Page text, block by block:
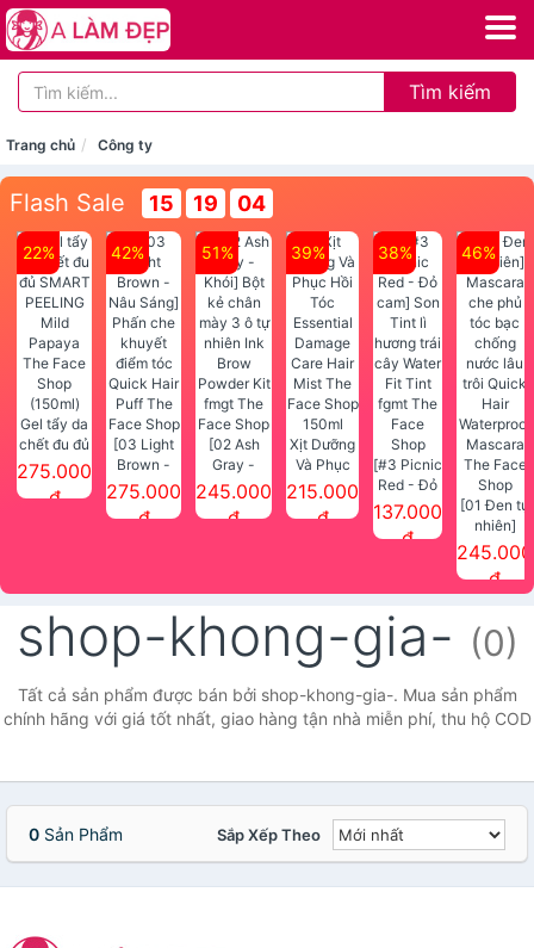
Tìm kiếm
Trang chủ Công ty
Flash Sale 15 19 03
22%
Gel tẩy da
chết đu đủ
SMART
PEELING
275.000
đ
42%
[03 Light
Brown -
Nâu Sáng]
Phấn che
275.000
đ
51%
[02 Ash
Gray -
Khói] Bột
kẻ chân
Face Shop
245.000
đ
39%
Xịt Dưỡng
Và Phục
Hồi Tóc
Essential
215.000
đ
38%
[#3 Picnic
Red - Đỏ
cam] Son
Face
Shop
137.000
đ
46%
[01 Đen tự
nhiên]
Mascara
che phủ
nước lâu
trôi Quick
Waterproof
Mascara
The Face
245.000
đ
shop-khong-gia- (0)
Tất cả sản phẩm được bán bởi shop-khong-gia-. Mua sản phẩm
chính hãng với giá tốt nhất, giao hàng tận nhà miễn phí, thu hộ COD
0 Sản Phẩm Sắp Xếp Theo